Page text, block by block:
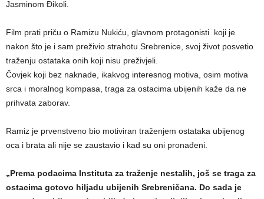
Jasminom Đikoli.
Film prati priču o Ramizu Nukiću, glavnom protagonisti koji je
nakon što je i sam preživio strahotu Srebrenice, svoj život posvetio
traženju ostataka onih koji nisu preživjeli.
Čovjek koji bez naknade, ikakvog interesnog motiva, osim motiva
srca i moralnog kompasa, traga za ostacima ubijenih kaže da ne
prihvata zaborav.
Ramiz je prvenstveno bio motiviran traženjem ostataka ubijenog
oca i brata ali nije se zaustavio i kad su oni pronađeni.
„Prema podacima Instituta za traženje nestalih, još se traga za
ostacima gotovo hiljadu ubijenih Srebreničana. Do sada je